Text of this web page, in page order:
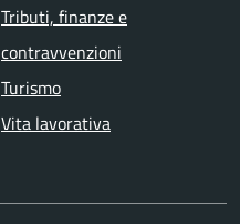
Tributi, finanze e
contravvenzioni
Turismo
Vita lavorativa